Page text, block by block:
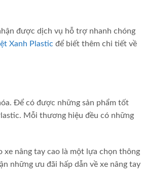
được dịch vụ hỗ trợ nhanh chóng
Xanh Plastic để biết thêm chi tiết về
Để có được những sản phẩm tốt
Mỗi thương hiệu đều có những
xe nâng tay cao là một lựa chọn thông
những ưu đãi hấp dẫn về xe nâng tay